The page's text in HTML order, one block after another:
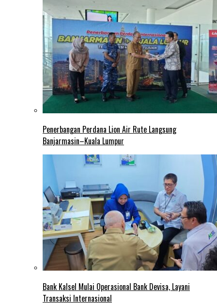
Penerbangan Perdana Lion Air Rute Langsung
Banjarmasin–Kuala Lumpur
Bank Kalsel Mulai Operasional Bank Devisa, Layani
Transaksi Internasional